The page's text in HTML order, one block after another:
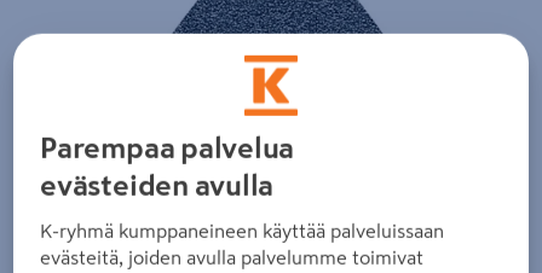
Parempaa palvelua
evästeiden avulla
K-ryhmä kumppaneineen käyttää palveluissaan
evästeitä, joiden avulla palvelumme toimivat